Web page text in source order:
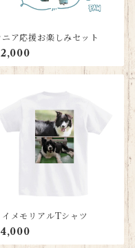
ニア応援お楽しみセット
イメモリアルTシャツ